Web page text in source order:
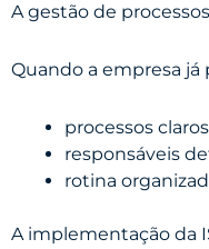
A gestão de
Quando a empresa já
processos claros
responsáveis
rotina
A implementação da